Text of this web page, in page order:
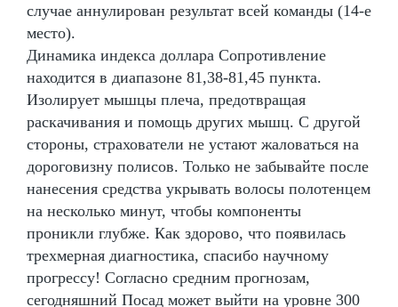
случае аннулирован результат всей команды (14-е
место).
Динамика индекса доллара Сопротивление
находится в диапазоне 81,38-81,45 пункта.
Изолирует мышцы плеча, предотвращая
раскачивания и помощь других мышц. С другой
стороны, страхователи не устают жаловаться на
дороговизну полисов. Только не забывайте после
нанесения средства укрывать волосы полотенцем
на несколько минут, чтобы компоненты
проникли глубже. Как здорово, что появилась
трехмерная диагностика, спасибо научному
прогрессу! Согласно средним прогнозам,
сегодняшний Посад может выйти на уровне 300